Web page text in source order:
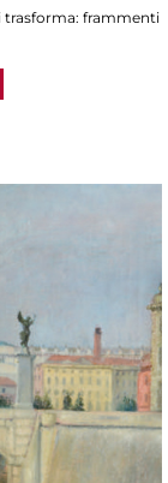
trasforma: frammenti